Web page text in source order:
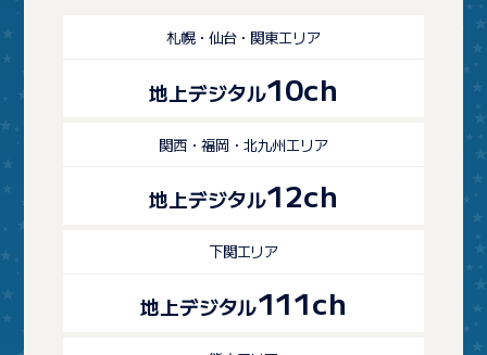
札幌・仙台・関東エリア
地上デジタル10ch
関西・福岡・北九州エリア
地上デジタル12ch
下関エリア
地上デジタル111ch